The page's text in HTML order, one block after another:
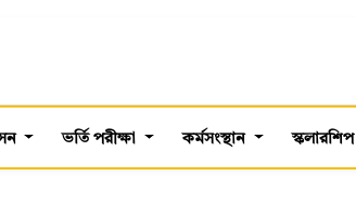
ভর্তি পরীক্ষা কর্মসংস্থান স্কলারশিপ